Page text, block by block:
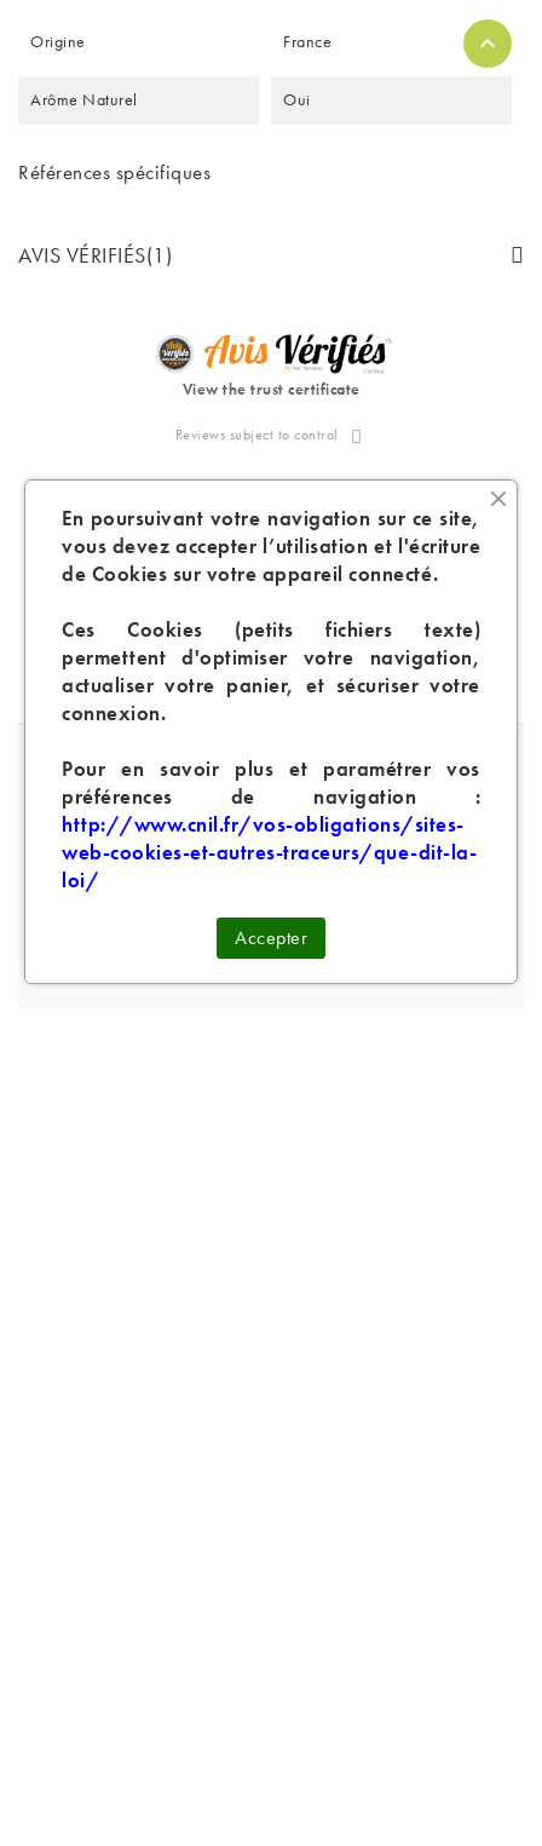
Origine France
Arôme Naturel Oui
Références spécifiques
AVIS VÉRIFIÉS(1)
View the trust certificate
Reviews subject to control
5/5
Sort reviews by :
Pascale G.publié le 06/07/2021 suite à une
commande du 30/06/2021
5/5
pas de gout sucré, vraiment le gout du tabac brun, ce
que je recherchais
En poursuivant votre navigation sur ce site,
vous devez accepter l’utilisation et l'écriture
de Cookies sur votre appareil connecté.
Ces Cookies (petits fichiers texte)
permettent d'optimiser votre navigation,
actualiser votre panier, et sécuriser votre
connexion.
Pour en savoir plus et paramétrer vos
préférences de navigation :
http://www.cnil.fr/vos-obligations/sites-
web-cookies-et-autres-traceurs/que-dit-la-
loi/
Accepter